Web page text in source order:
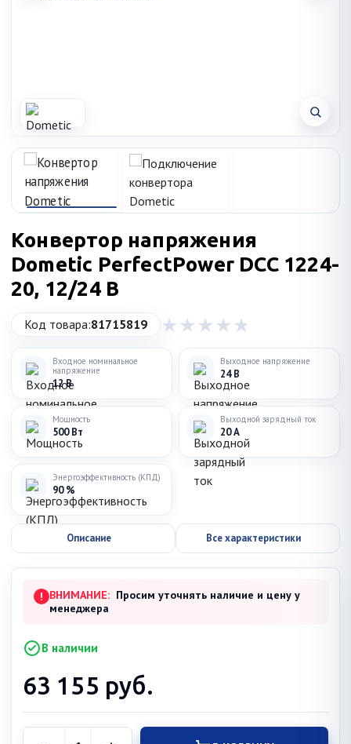
Конвертор напряжения
Dometic PerfectPower DCC 1224-
20, 12/24 В
Код товара:81715819
Входное номинальное
напряжение
12 В
Выходное напряжение
24 В
Мощность
500 Вт
Выходной зарядный ток
20 А
Энергоэффективность (КПД)
90 %
Описание Все характеристики
! ВНИМАНИЕ: Просим уточнять наличие и цену у
менеджера
В наличии
63 155 руб.